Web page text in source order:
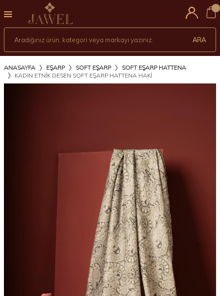
ARA
ANASAYFA EŞARP SOFT EŞARP
SOFT EŞARP HATTENA
KADIN ETNIK DESEN SOFT EŞARP HATTENA HAKİ